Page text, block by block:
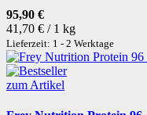
95,90 €
41,70 € / 1 kg
Lieferzeit: 1 - 2 Werktage
zum Artikel